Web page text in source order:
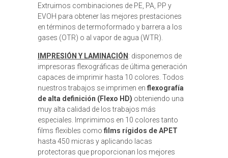
Extruimos combinaciones de PE, PA, PP y
EVOH para obtener las mejores prestaciones
en términos de termoformado y barrera a los
gases (OTR) o al vapor de agua (WTR).
IMPRESIÓN Y LAMINACIÓN : disponemos de
impresoras flexográficas de última generación
capaces de imprimir hasta 10 colores. Todos
nuestros trabajos se imprimen en flexografía
de alta definición (Flexo HD) obteniendo una
muy alta calidad de los trabajos más
especiales. Imprimimos en 10 colores tanto
films flexibles como films rígidos de APET
hasta 450 micras y aplicando lacas
protectoras que proporcionan los mejores